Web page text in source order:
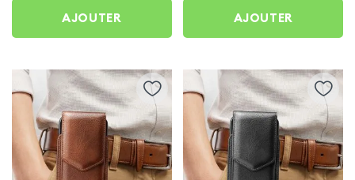
AJOUTER AJOUTER